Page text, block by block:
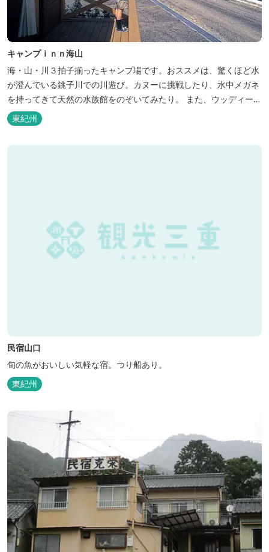
キャンプｉｎｎ海山
海・山・川３拍子揃ったキャンプ場です。おススメは、驚くほど水
が澄んでいる銚子川での川遊び。カヌーに挑戦したり、水中メガネ
を持ってきて天然の水族館をのぞいてみたり。 また、ウッディーク
ラフト教室やストーンクラフト教室など各種イベントも盛りだくさ
ん。森林浴を楽しんだり、一日中遊び、ゆったりできます。 紀北町
の海の幸をふんだんに使った海鮮・焼肉バーベキュー。家族で，グ
東紀州
民宿山口
旬の魚がおいしい気軽な宿。つり船あり。
東紀州